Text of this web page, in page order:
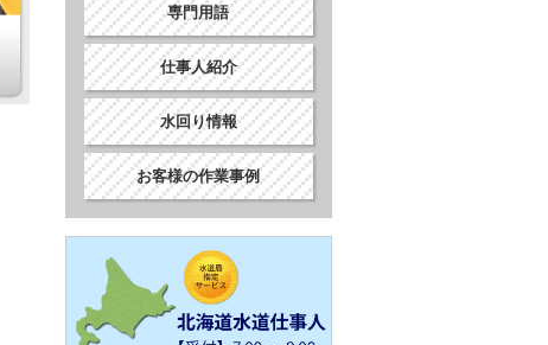
専門用語
仕事人紹介
水回り情報
お客様の作業事例